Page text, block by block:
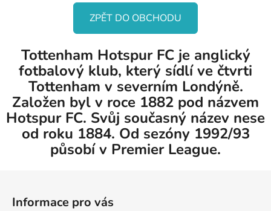
ZPĚT DO OBCHODU
Tottenham Hotspur FC je anglický
fotbalový klub, který sídlí ve čtvrti
Tottenham v severním Londýně.
Založen byl v roce 1882 pod názvem
Hotspur FC. Svůj současný název nese
od roku 1884. Od sezóny 1992/93
působí v Premier League.
Informace pro vás